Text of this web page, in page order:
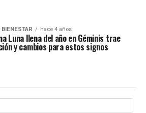
hace 4 años
Luna llena del año en Géminis trae
y cambios para estos signos